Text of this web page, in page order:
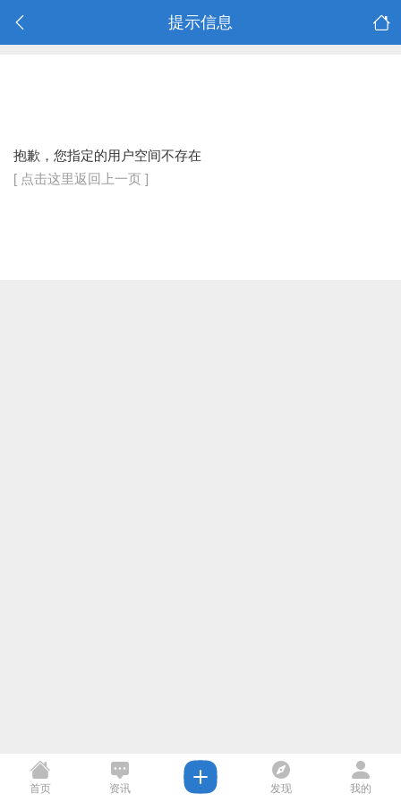
提示信息
抱歉，您指定的用户空间不存在
[ 点击这里返回上一页 ]
首页 资讯 发现 我的